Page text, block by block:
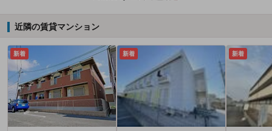
近隣の賃貸マンション
新着 新着 新着